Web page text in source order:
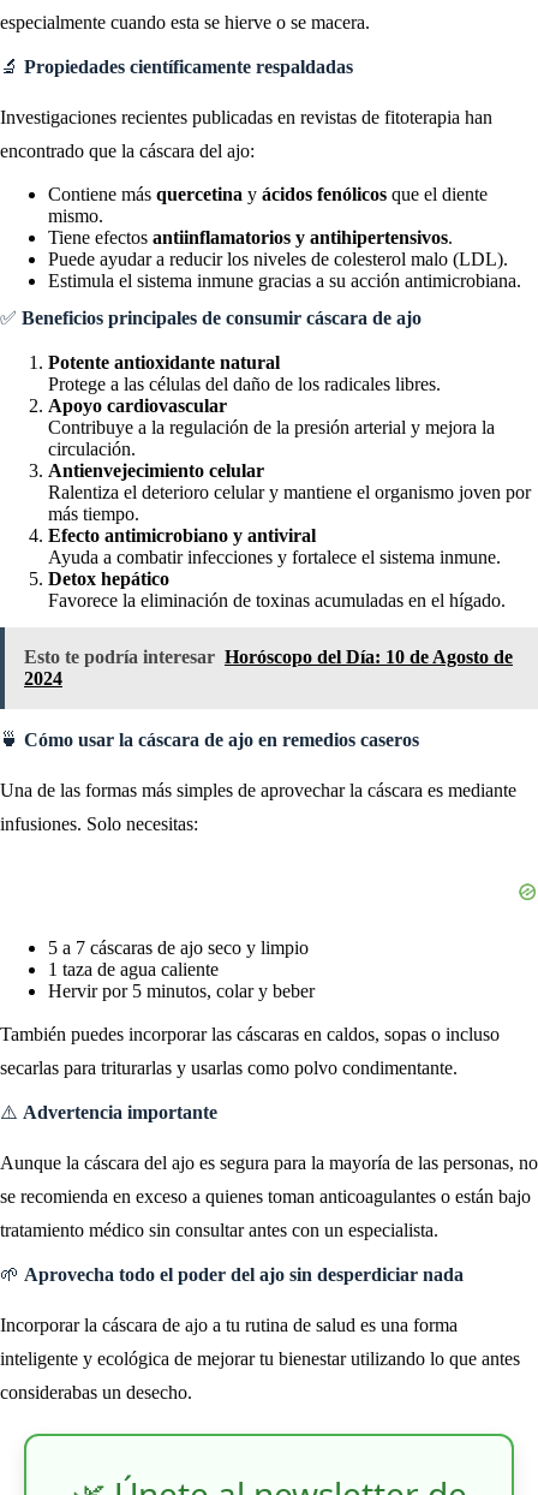
especialmente cuando esta se hierve o se macera.
🔬 Propiedades científicamente respaldadas
Investigaciones recientes publicadas en revistas de fitoterapia han
encontrado que la cáscara del ajo:
Contiene más quercetina y ácidos fenólicos que el diente
mismo.
Tiene efectos antiinflamatorios y antihipertensivos.
Puede ayudar a reducir los niveles de colesterol malo (LDL).
Estimula el sistema inmune gracias a su acción antimicrobiana.
✅ Beneficios principales de consumir cáscara de ajo
Potente antioxidante natural
Protege a las células del daño de los radicales libres.
Apoyo cardiovascular
Contribuye a la regulación de la presión arterial y mejora la
circulación.
Antienvejecimiento celular
Ralentiza el deterioro celular y mantiene el organismo joven por
más tiempo.
Efecto antimicrobiano y antiviral
Ayuda a combatir infecciones y fortalece el sistema inmune.
Detox hepático
Favorece la eliminación de toxinas acumuladas en el hígado.
Esto te podría interesar Horóscopo del Día: 10 de Agosto de
2024
🍵 Cómo usar la cáscara de ajo en remedios caseros
Una de las formas más simples de aprovechar la cáscara es mediante
infusiones. Solo necesitas:
5 a 7 cáscaras de ajo seco y limpio
1 taza de agua caliente
Hervir por 5 minutos, colar y beber
También puedes incorporar las cáscaras en caldos, sopas o incluso
secarlas para triturarlas y usarlas como polvo condimentante.
⚠️ Advertencia importante
Aunque la cáscara del ajo es segura para la mayoría de las personas, no
se recomienda en exceso a quienes toman anticoagulantes o están bajo
tratamiento médico sin consultar antes con un especialista.
🌱 Aprovecha todo el poder del ajo sin desperdiciar nada
Incorporar la cáscara de ajo a tu rutina de salud es una forma
inteligente y ecológica de mejorar tu bienestar utilizando lo que antes
considerabas un desecho.